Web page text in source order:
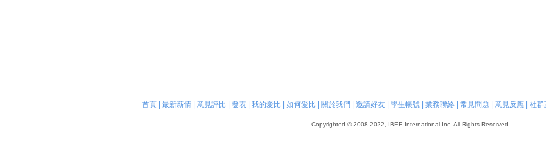
首頁| 最新薪情| 意見評比| 發表| 我的愛比| 如何愛比| 關於我們 邀請好友| 學生帳號| 業務聯絡| 常見問題 意見反應| 社群
Copyrighted © 2008-2022, IBEE International Inc. All Rights Reserved